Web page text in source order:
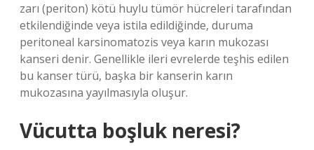
zarı (periton) kötü huylu tümör hücreleri tarafından
etkilendiğinde veya istila edildiğinde, duruma
peritoneal karsinomatozis veya karın mukozası
kanseri denir. Genellikle ileri evrelerde teşhis edilen
bu kanser türü, başka bir kanserin karın
mukozasına yayılmasıyla oluşur.
Vücutta boşluk neresi?